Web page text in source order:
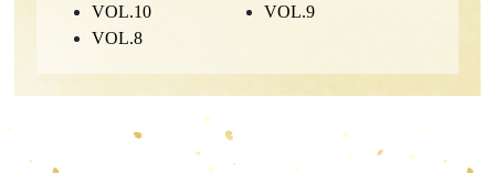
VOL.10
VOL.9
VOL.8